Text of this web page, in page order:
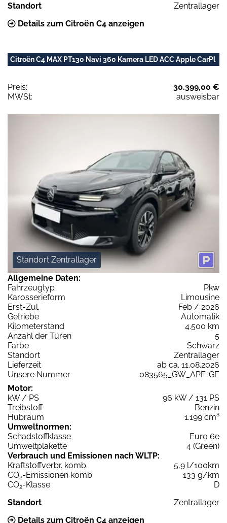
Standort
Zentrallager
Details zum Citroën C4 anzeigen
Citroën C4 MAX PT130 Navi 360 Kamera LED ACC Apple CarPl
Preis:
30.399,00 €
MWSt:
ausweisbar
Standort Zentrallager
Allgemeine Daten:
Fahrzeugtyp
Pkw
Karosserieform
Limousine
Erst-Zul.
Feb / 2026
Getriebe
Automatik
Kilometerstand
4.500 km
Anzahl der Türen
5
Farbe
Schwarz
Standort
Zentrallager
Lieferzeit
ab ca. 11.08.2026
Unsere Nummer
083565_GW_APF-GE
Motor:
kW / PS
96 kW / 131 PS
Treibstoff
Benzin
Hubraum
1.199 cm³
Umweltnormen:
Schadstoffklasse
Euro 6e
Umweltplakette
4 (Green)
Verbrauch und Emissionen nach WLTP:
Kraftstoffverbr. komb.
5,9 l/100km
CO2-Emissionen komb.
133 g/km
CO2-Klasse
D
Standort
Zentrallager
Details zum Citroën C4 anzeigen